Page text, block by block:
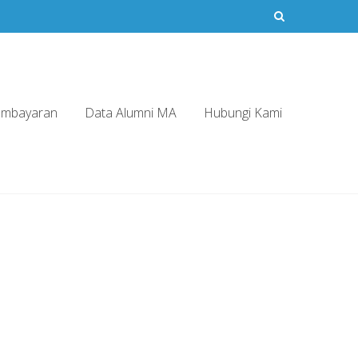
Data Alumni MA Hubungi Kami